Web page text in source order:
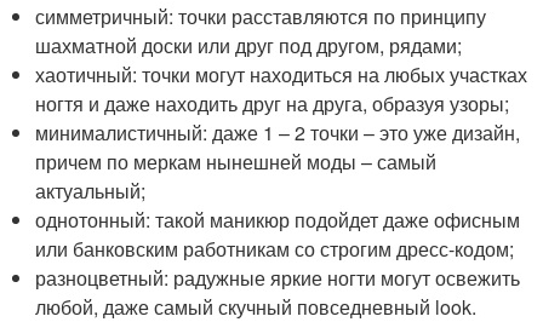
симметричный: точки расставляются по принципу
шахматной доски или друг под другом, рядами;
хаотичный: точки могут находиться на любых участках
ногтя и даже находить друг на друга, образуя узоры;
минималистичный: даже 1 – 2 точки – это уже дизайн,
причем по меркам нынешней моды – самый
актуальный;
однотонный: такой маникюр подойдет даже офисным
или банковским работникам со строгим дресс-кодом;
разноцветный: радужные яркие ногти могут освежить
любой, даже самый скучный повседневный look.